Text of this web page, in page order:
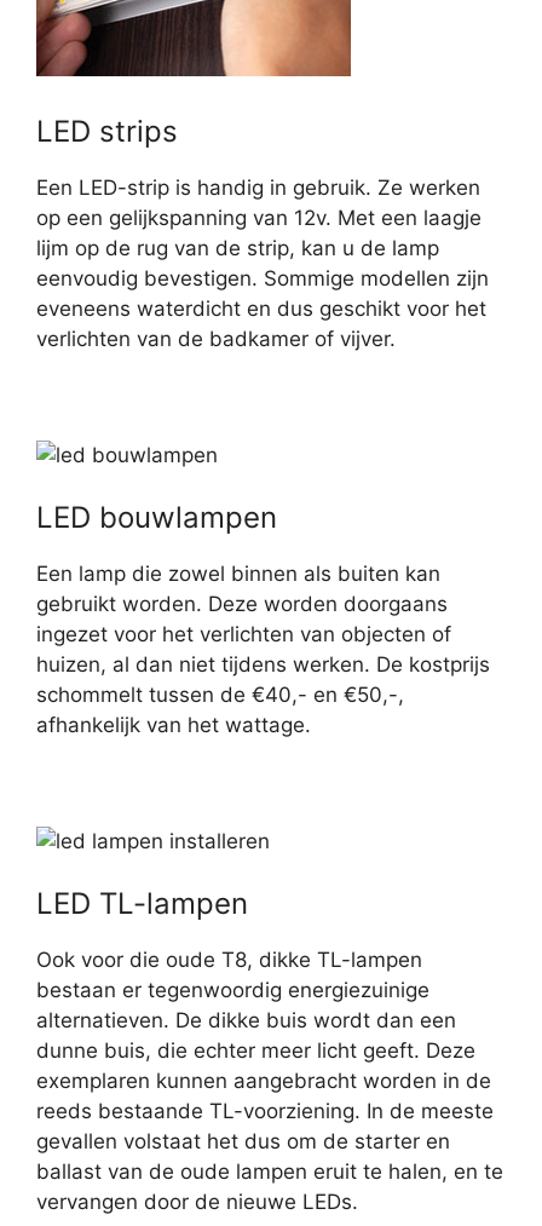
LED strips
Een LED-strip is handig in gebruik. Ze werken
op een gelijkspanning van 12v. Met een laagje
lijm op de rug van de strip, kan u de lamp
eenvoudig bevestigen. Sommige modellen zijn
eveneens waterdicht en dus geschikt voor het
verlichten van de badkamer of vijver.
LED bouwlampen
Een lamp die zowel binnen als buiten kan
gebruikt worden. Deze worden doorgaans
ingezet voor het verlichten van objecten of
huizen, al dan niet tijdens werken. De kostprijs
schommelt tussen de €40,- en €50,-,
afhankelijk van het wattage.
LED TL-lampen
Ook voor die oude T8, dikke TL-lampen
bestaan er tegenwoordig energiezuinige
alternatieven. De dikke buis wordt dan een
dunne buis, die echter meer licht geeft. Deze
exemplaren kunnen aangebracht worden in de
reeds bestaande TL-voorziening. In de meeste
gevallen volstaat het dus om de starter en
ballast van de oude lampen eruit te halen, en te
vervangen door de nieuwe LEDs.